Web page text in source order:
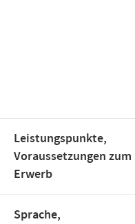
Leistungspunkte,
Voraussetzungen zum
Erwerb
Sprache,